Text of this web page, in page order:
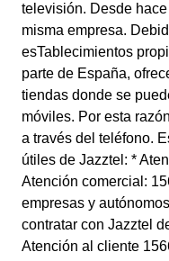
televisión. Desde
misma empresa.
esTablecimientos
parte de España,
tiendas donde se
móviles. Por esta
a través del teléfono.
útiles de Jazztel: *
Atención comercial:
empresas y
contratar con Jazztel
Atención al cliente